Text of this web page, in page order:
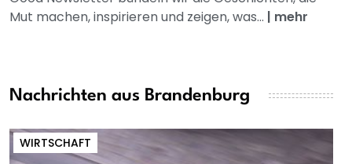
Mut machen, inspirieren und zeigen, was... | mehr
Nachrichten aus Brandenburg
WIRTSCHAFT